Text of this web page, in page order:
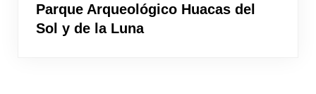
Parque Arqueológico Huacas del
Sol y de la Luna